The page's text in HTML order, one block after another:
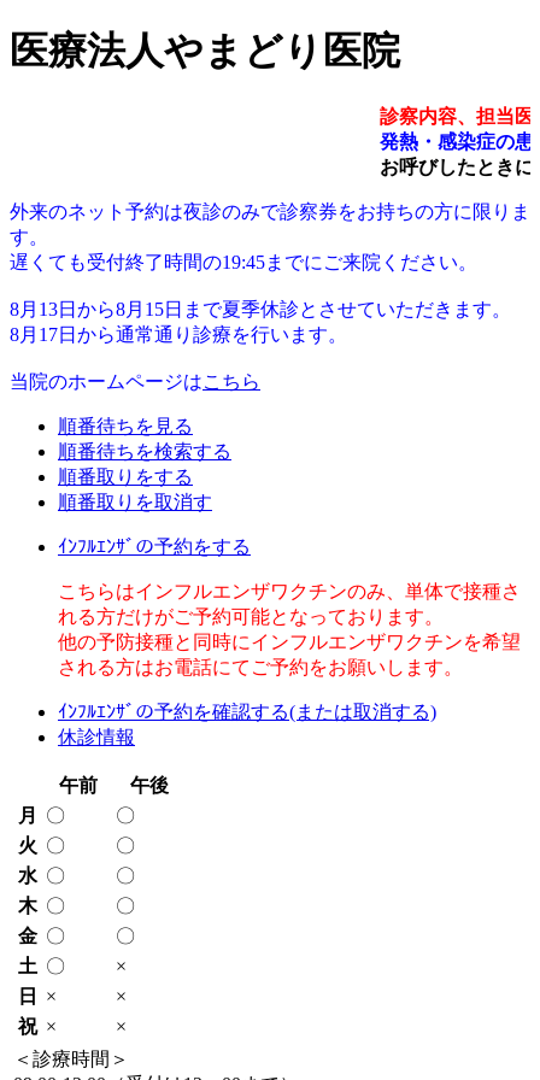
医療法人やまどり医院
診察内容、担当医
発熱・感染症の患
お呼びしたとき
外来のネット予約は夜診のみで診察券をお持ちの方に限りま
す。
遅くても受付終了時間の19:45までにご来院ください。
8月13日から8月15日まで夏季休診とさせていただきます。
8月17日から通常通り診療を行います。
当院のホームページはこちら
順番待ちを見る
順番待ちを検索する
順番取りをする
順番取りを取消す
ｲﾝﾌﾙｴﾝｻﾞの予約をする
こちらはインフルエンザワクチンのみ、単体で接種さ
れる方だけがご予約可能となっております。
他の予防接種と同時にインフルエンザワクチンを希望
される方はお電話にてご予約をお願いします。
ｲﾝﾌﾙｴﾝｻﾞの予約を確認する(または取消する)
休診情報
午前
午後
月
〇
〇
火 〇
〇
水 〇
〇
木 〇
〇
金 〇
〇
土 〇
×
日
×
×
祝 ×
×
＜診療時間＞